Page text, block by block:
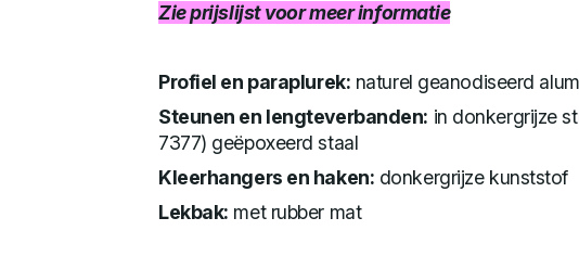
Zie prijslijst voor meer informatie
Profiel en paraplurek: naturel geanodiseerd
Steunen en lengteverbanden: in donkergrijze
7377) geëpoxeerd staal
Kleerhangers en haken: donkergrijze kunststof
Lekbak: met rubber mat